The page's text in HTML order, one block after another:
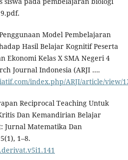
Model Pembelajaran
Hasil Belajar Kognitif Peserta
Ekonomi Kelas X SMA Negeri 4
Journal Indonesia (ARJI ….
index.php/ARJI/article/view/
Reciprocal Teaching Untuk
Dan Kemandirian Belajar
Jurnal Matematika Dan
1–8.